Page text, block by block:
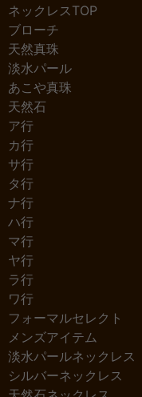
ネックレスTOP
ブローチ
天然真珠
淡水パール
あこや真珠
天然石
ア行
カ行
サ行
タ行
ナ行
ハ行
マ行
ヤ行
ラ行
ワ行
フォーマルセレクト
メンズアイテム
淡水パールネックレス
シルバーネックレス